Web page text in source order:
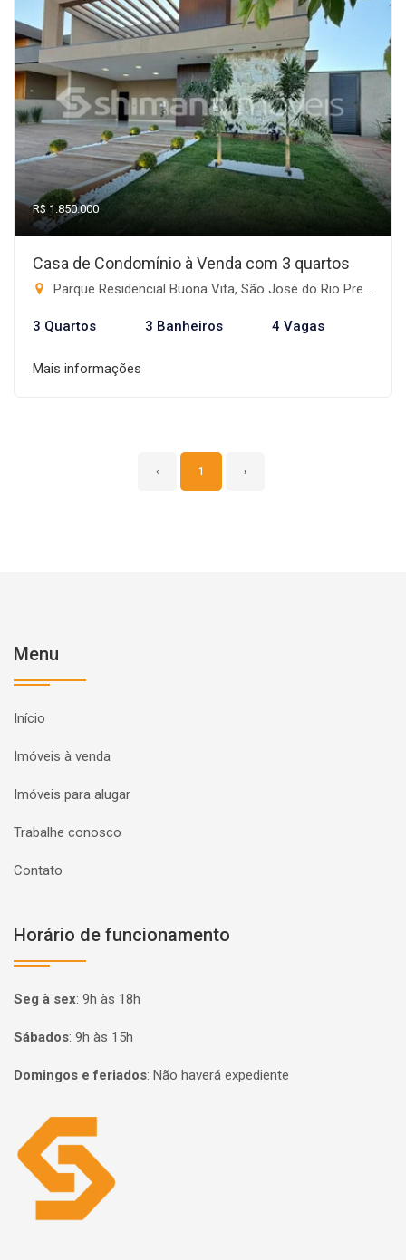
R$ 1.850.000
Casa de Condomínio à Venda com 3 quartos
Parque Residencial Buona Vita, São José do Rio Preto-SP
3 Quartos 3 Banheiros 4 Vagas
Mais informações
‹ 1 ›
Menu
Início
Imóveis à venda
Imóveis para alugar
Trabalhe conosco
Contato
Horário de funcionamento
Seg à sex: 9h às 18h
Sábados: 9h às 15h
Domingos e feriados: Não haverá expediente
Página inicial